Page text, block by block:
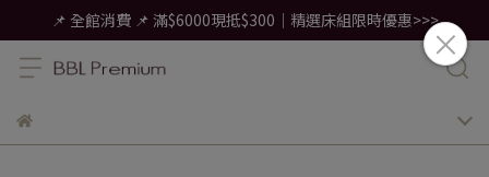
📌 全館消費 📌 滿$6000現抵$300｜精選床組限時優惠>>>